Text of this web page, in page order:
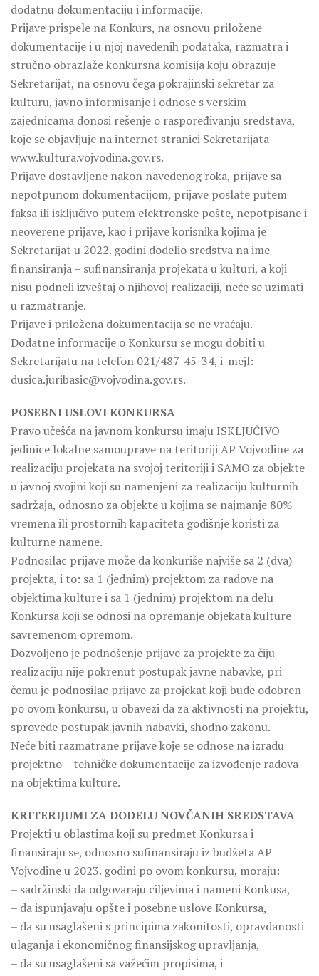
dodatnu dokumentaciju i informacije.
Prijave prispele na Konkurs, na osnovu priložene
dokumentacije i u njoj navedenih podataka, razmatra i
stručno obrazlaže konkursna komisija koju obrazuje
Sekretarijat, na osnovu čega pokrajinski sekretar za
kulturu, javno informisanje i odnose s verskim
zajednicama donosi rešenje o raspoređivanju sredstava,
koje se objavljuje na internet stranici Sekretarijata
www.kultura.vojvodina.gov.rs.
Prijave dostavljene nakon navedenog roka, prijave sa
nepotpunom dokumentacijom, prijave poslate putem
faksa ili isključivo putem elektronske pošte, nepotpisane i
neoverene prijave, kao i prijave korisnika kojima je
Sekretarijat u 2022. godini dodelio sredstva na ime
finansiranja – sufinansiranja projekata u kulturi, a koji
nisu podneli izveštaj o njihovoj realizaciji, neće se uzimati
u razmatranje.
Prijave i priložena dokumentacija se ne vraćaju.
Dodatne informacije o Konkursu se mogu dobiti u
Sekretarijatu na telefon 021/487-45-34, i-mejl:
dusica.juribasic@vojvodina.gov.rs.
POSEBNI USLOVI KONKURSA
Pravo učešća na javnom konkursu imaju ISKLJUČIVO
jedinice lokalne samouprave na teritoriji AP Vojvodine za
realizaciju projekata na svojoj teritoriji i SAMO za objekte
u javnoj svojini koji su namenjeni za realizaciju kulturnih
sadržaja, odnosno za objekte u kojima se najmanje 80%
vremena ili prostornih kapaciteta godišnje koristi za
kulturne namene.
Podnosilac prijave može da konkuriše najviše sa 2 (dva)
projekta, i to: sa 1 (jednim) projektom za radove na
objektima kulture i sa 1 (jednim) projektom na delu
Konkursa koji se odnosi na opremanje objekata kulture
savremenom opremom.
Dozvoljeno je podnošenje prijave za projekte za čiju
realizaciju nije pokrenut postupak javne nabavke, pri
čemu je podnosilac prijave za projekat koji bude odobren
po ovom konkursu, u obavezi da za aktivnosti na projektu,
sprovede postupak javnih nabavki, shodno zakonu.
Neće biti razmatrane prijave koje se odnose na izradu
projektno – tehničke dokumentacije za izvođenje radova
na objektima kulture.
KRITERIJUMI ZA DODELU NOVČANIH SREDSTAVA
Projekti u oblastima koji su predmet Konkursa i
finansiraju se, odnosno sufinansiraju iz budžeta AP
Vojvodine u 2023. godini po ovom konkursu, moraju:
– sadržinski da odgovaraju ciljevima i nameni Konkusa,
– da ispunjavaju opšte i posebne uslove Konkursa,
– da su usaglašeni s principima zakonitosti, opravdanosti
ulaganja i ekonomičnog finansijskog upravljanja,
– da su usaglašeni sa važećim propisima, i